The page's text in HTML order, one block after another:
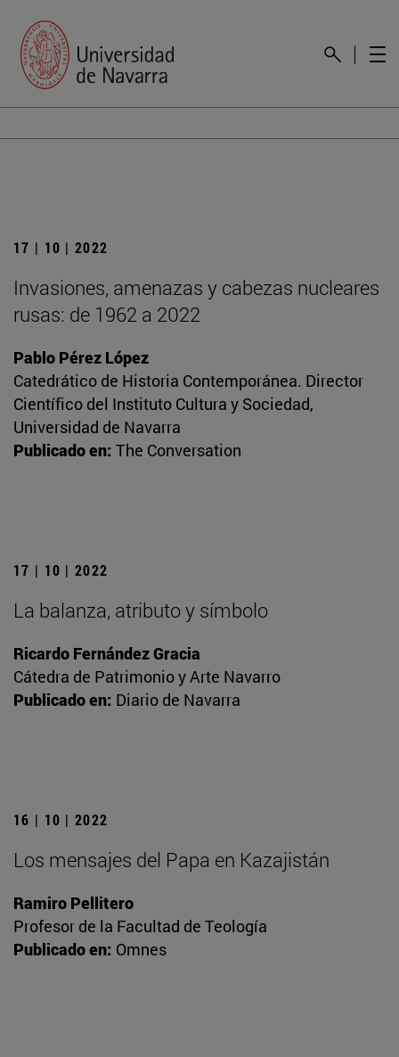
17 | 10 | 2022
Invasiones, amenazas y cabezas nucleares
rusas: de 1962 a 2022
Pablo Pérez López
Catedrático de Historia Contemporánea. Director
Científico del Instituto Cultura y Sociedad,
Universidad de Navarra
Publicado en: The Conversation
17 | 10 | 2022
La balanza, atributo y símbolo
Ricardo Fernández Gracia
Cátedra de Patrimonio y Arte Navarro
Publicado en: Diario de Navarra
16 | 10 | 2022
Los mensajes del Papa en Kazajistán
Ramiro Pellitero
Profesor de la Facultad de Teología
Publicado en: Omnes